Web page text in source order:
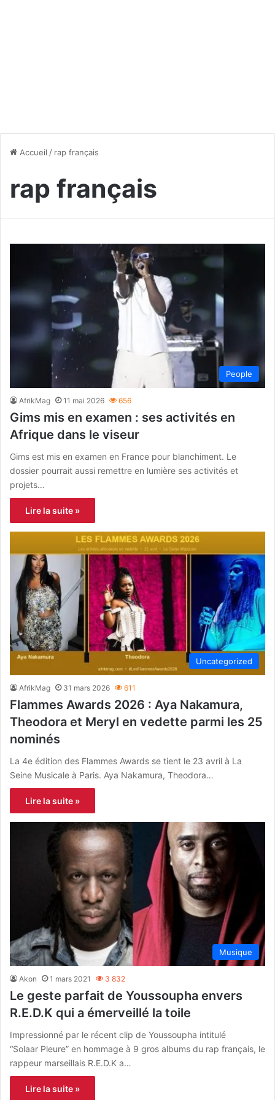
Accueil / rap français
rap français
People
AfrikMag 11 mai 2026 656
Gims mis en examen : ses activités en
Afrique dans le viseur
Gims est mis en examen en France pour blanchiment. Le
dossier pourrait aussi remettre en lumière ses activités et
projets…
Lire la suite »
Uncategorized
AfrikMag 31 mars 2026 611
Flammes Awards 2026 : Aya Nakamura,
Theodora et Meryl en vedette parmi les 25
nominés
La 4e édition des Flammes Awards se tient le 23 avril à La
Seine Musicale à Paris. Aya Nakamura, Theodora…
Lire la suite »
Musique
Akon 1 mars 2021 3 832
Le geste parfait de Youssoupha envers
R.E.D.K qui a émerveillé la toile
Impressionné par le récent clip de Youssoupha intitulé
“Solaar Pleure” en hommage à 9 gros albums du rap français, le
rappeur marseillais R.E.D.K a…
Lire la suite »